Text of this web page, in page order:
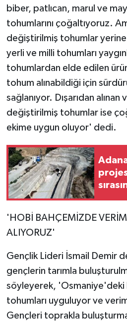
biber, patlıcan, marul ve
tohumlarını çoğaltıyoruz.
değiştirilmiş tohumlar yerine
yerli ve milli tohumları
tohumlardan elde edilen
tohum alınabildiği için
sağlanıyor. Dışarıdan
değiştirilmiş tohumlar ise
ekime uygun oluyor' dedi.
'HOBİ BAHÇEMİZDE
ALIYORUZ'
Gençlik Lideri İsmail Demir
gençlerin tarımla
söyleyerek, 'Osmaniye'deki
tohumları uyguluyor ve
Gençleri toprakla